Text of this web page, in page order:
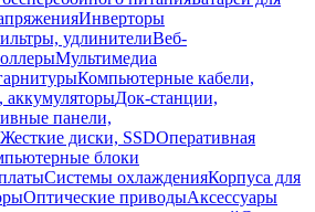
Инверторы
удлинителиВеб-
Мультимедиа
Компьютерные кабели,
аккумуляторыДок-станции,
панели,
Жесткие диски, SSDОперативная
блоки
Системы охлажденияКорпуса для
Оптические приводыАксессуары